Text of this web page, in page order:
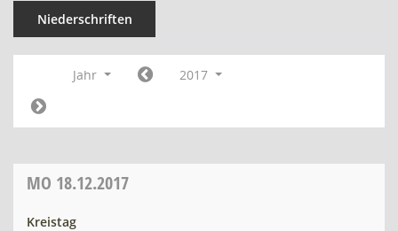
Niederschriften
Jahr 2017
MO 18.12.2017
Kreistag